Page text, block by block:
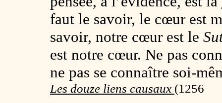
faut le savoir, le cœur est
savoir, notre cœur est le
est notre cœur. Ne pas
ne pas se connaître soi-
Les douze liens causaux (1256